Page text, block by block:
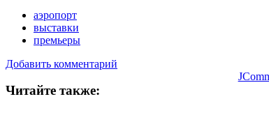
аэропорт
выставки
премьеры
Добавить комментарий
Читайте также: